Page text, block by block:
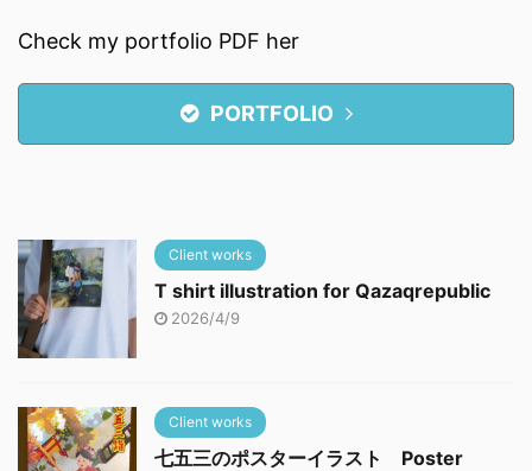
Check my portfolio PDF her
PORTFOLIO
Client works
T shirt illustration for Qazaqrepublic
2026/4/9
Client works
七五三のポスターイラスト Poster